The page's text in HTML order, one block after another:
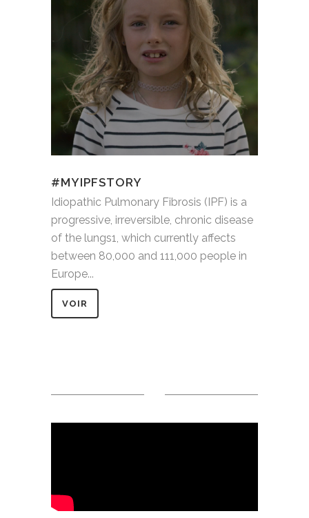
#MYIPFSTORY
Idiopathic Pulmonary Fibrosis (IPF) is a
progressive, irreversible, chronic disease
of the lungs1, which currently affects
between 80,000 and 111,000 people in
Europe...
VOIR